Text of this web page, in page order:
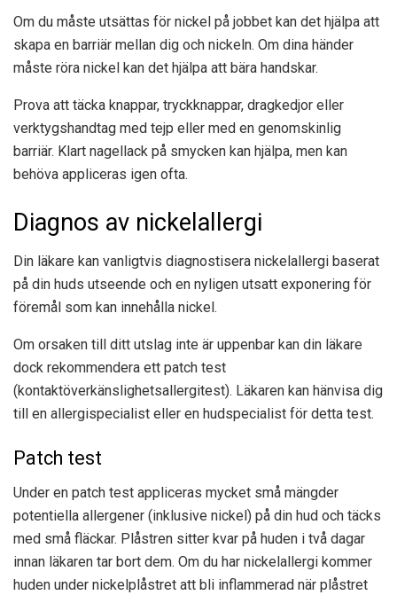
Om du måste utsättas för nickel på jobbet kan det hjälpa att
skapa en barriär mellan dig och nickeln. Om dina händer
måste röra nickel kan det hjälpa att bära handskar.
Prova att täcka knappar, tryckknappar, dragkedjor eller
verktygshandtag med tejp eller med en genomskinlig
barriär. Klart nagellack på smycken kan hjälpa, men kan
behöva appliceras igen ofta.
Diagnos av nickelallergi
Din läkare kan vanligtvis diagnostisera nickelallergi baserat
på din huds utseende och en nyligen utsatt exponering för
föremål som kan innehålla nickel.
Om orsaken till ditt utslag inte är uppenbar kan din läkare
dock rekommendera ett patch test
(kontaktöverkänslighetsallergitest). Läkaren kan hänvisa dig
till en allergispecialist eller en hudspecialist för detta test.
Patch test
Under en patch test appliceras mycket små mängder
potentiella allergener (inklusive nickel) på din hud och täcks
med små fläckar. Plåstren sitter kvar på huden i två dagar
innan läkaren tar bort dem. Om du har nickelallergi kommer
huden under nickelplåstret att bli inflammerad när plåstret